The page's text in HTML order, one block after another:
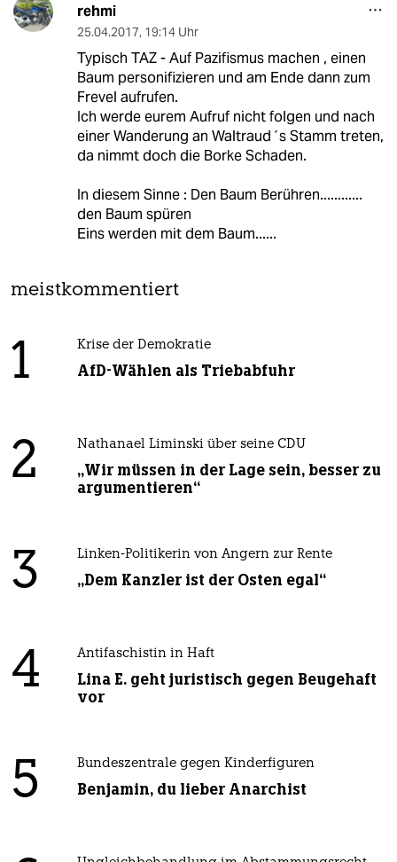
rehmi
25.04.2017, 19:14 Uhr
Typisch TAZ - Auf Pazifismus machen , einen
Baum personifizieren und am Ende dann zum
Frevel aufrufen.
Ich werde eurem Aufruf nicht folgen und nach
einer Wanderung an Waltraud´s Stamm treten,
da nimmt doch die Borke Schaden.
In diesem Sinne : Den Baum Berühren............
den Baum spüren
Eins werden mit dem Baum......
meistkommentiert
1 Krise der Demokratie
AfD-Wählen als Triebabfuhr
2 Nathanael Liminski über seine CDU
„Wir müssen in der Lage sein, besser zu
argumentieren“
3 Linken-Politikerin von Angern zur Rente
„Dem Kanzler ist der Osten egal“
4 Antifaschistin in Haft
Lina E. geht juristisch gegen Beugehaft
vor
5 Bundeszentrale gegen Kinderfiguren
Benjamin, du lieber Anarchist